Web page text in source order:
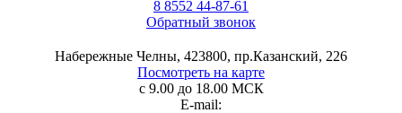
8 8552 44-87-61
Обратный звонок
Набережные Челны, 423800, пр.Казанский, 226
Посмотреть на карте
с 9.00 до 18.00 МСК
E-mail: